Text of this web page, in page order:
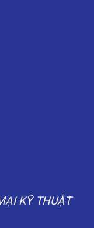
KỸ THUẬT